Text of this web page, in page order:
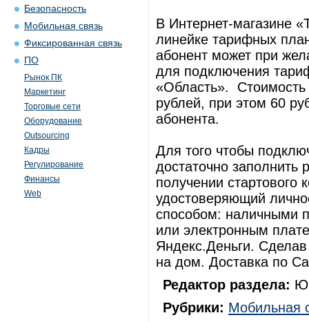
Безопасность
Мобильная связь
Фиксированная связь
ПО
Рынок ПК
Маркетинг
Торговые сети
Оборудование
Outsourcing
Кадры
Регулирование
Финансы
Web
В Интернет-магазине
линейке тарифных
абонент может при
для подключения
«Область». Стоимость
рублей, при этом 60
абонента.
Для того чтобы
достаточно заполнить
получении стартового
удостоверяющий
способом: наличными
или электронным
Яндекс.Деньги. Сделав
на дом. Доставка по
Редактор раздела:
Рубрики: Мобильная